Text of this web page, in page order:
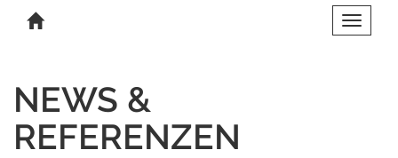
Toggle
NEWS &
REFERENZEN